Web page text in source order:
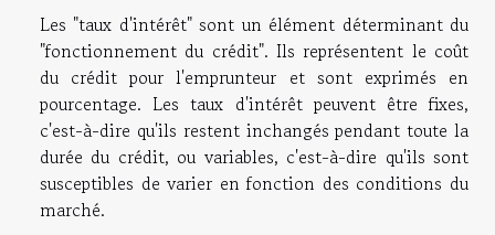
Les "taux d'intérêt" sont un élément déterminant du
"fonctionnement du crédit". Ils représentent le coût
du crédit pour l'emprunteur et sont exprimés en
pourcentage. Les taux d'intérêt peuvent être fixes,
c'est-à-dire qu'ils restent inchangés pendant toute la
durée du crédit, ou variables, c'est-à-dire qu'ils sont
susceptibles de varier en fonction des conditions du
marché.